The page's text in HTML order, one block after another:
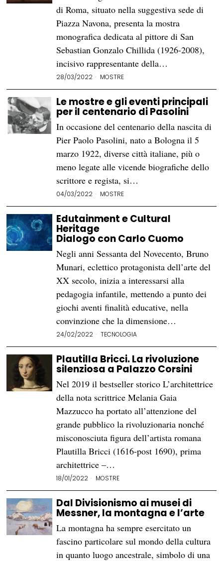
di Roma, situato nella suggestiva sede di
Piazza Navona, presenta la mostra
monografica dedicata al pittore di San
Sebastian Gonzalo Chillida (1926-2008),
incisivo rappresentante della…
28/03/2022 MOSTRE
Le mostre e gli eventi principali
per il centenario di Pasolini
In occasione del centenario della nascita di
Pier Paolo Pasolini, nato a Bologna il 5
marzo 1922, diverse città italiane, più o
meno legate alle vicende biografiche dello
scrittore e regista, si…
04/03/2022 MOSTRE
Edutainment e Cultural
Heritage
Dialogo con Carlo Cuomo
Negli anni Sessanta del Novecento, Bruno
Munari, eclettico protagonista dell’arte del
XX secolo, inizia a interessarsi alla
pedagogia infantile, mettendo a punto dei
giochi aventi finalità educative, nella
convinzione che la dimensione…
24/02/2022 TECNOLOGIA
Plautilla Bricci. La rivoluzione
silenziosa a Palazzo Corsini
Nel 2019 il bestseller storico L’architettrice
della nota scrittrice Melania Gaia
Mazzucco ha portato all’attenzione del
grande pubblico la rivoluzionaria nonché
misconosciuta figura dell’artista romana
Plautilla Bricci (1616-post 1690), prima
architettrice –…
18/01/2022 MOSTRE
Dal Divisionismo ai musei di
Messner, la montagna e l’arte
La montagna ha sempre esercitato un
fascino particolare sul mondo della cultura
in quanto luogo ancestrale, simbolo di una